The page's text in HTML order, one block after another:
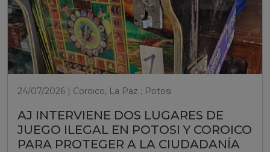
24/07/2026 | Coroico, La Paz ; Potosi
AJ INTERVIENE DOS LUGARES DE
JUEGO ILEGAL EN POTOSI Y COROICO
PARA PROTEGER A LA CIUDADANÍA